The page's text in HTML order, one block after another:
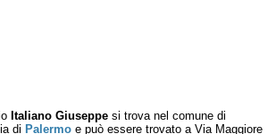
Italiano Giuseppe si trova nel comune di
di Palermo e può essere trovato a Via Maggiore